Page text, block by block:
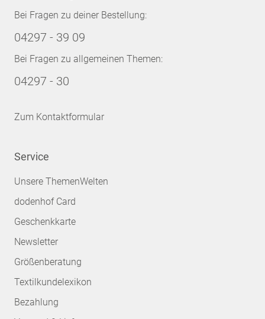
Bei Fragen zu deiner Bestellung:
04297 - 39 09
Bei Fragen zu allgemeinen Themen:
04297 - 30
Zum Kontaktformular
Service
Unsere ThemenWelten
dodenhof Card
Geschenkkarte
Newsletter
Größenberatung
Textilkundelexikon
Bezahlung